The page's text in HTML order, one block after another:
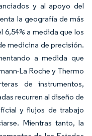
y al apoyo del
la geografía de más
a medida que los
medicina de precisión.
a medida que
La Roche y Thermo
de instrumentos,
recurren al diseño de
y flujos de trabajo
Mientras tanto, la